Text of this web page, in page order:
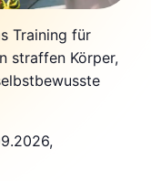
Training für
straffen Körper,